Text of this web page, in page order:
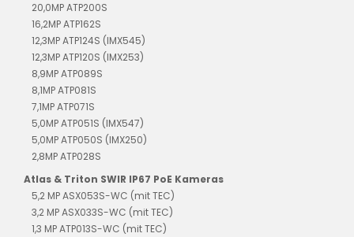
20,0MP ATP200S
16,2MP ATP162S
12,3MP ATP124S (IMX545)
12,3MP ATP120S (IMX253)
8,9MP ATP089S
8,1MP ATP081S
7,1MP ATP071S
5,0MP ATP051S (IMX547)
5,0MP ATP050S (IMX250)
2,8MP ATP028S
Atlas & Triton SWIR IP67 PoE Kameras
5,2 MP ASX053S-WC (mit TEC)
3,2 MP ASX033S-WC (mit TEC)
1,3 MP ATP013S-WC (mit TEC)